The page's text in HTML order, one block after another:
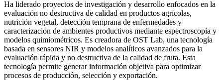
Ha liderado proyectos de investigación y desarrollo enfocados en la
evaluación no destructiva de calidad en productos agrícolas,
nutrición vegetal, detección temprana de enfermedades y
caracterización de ambientes productivos mediante espectroscopía y
modelos quimiométricos. Es creadora de OST Lab, una tecnología
basada en sensores NIR y modelos analíticos avanzados para la
evaluación rápida y no destructiva de la calidad de fruta. Esta
tecnología permite generar información objetiva para optimizar
procesos de producción, selección y exportación.